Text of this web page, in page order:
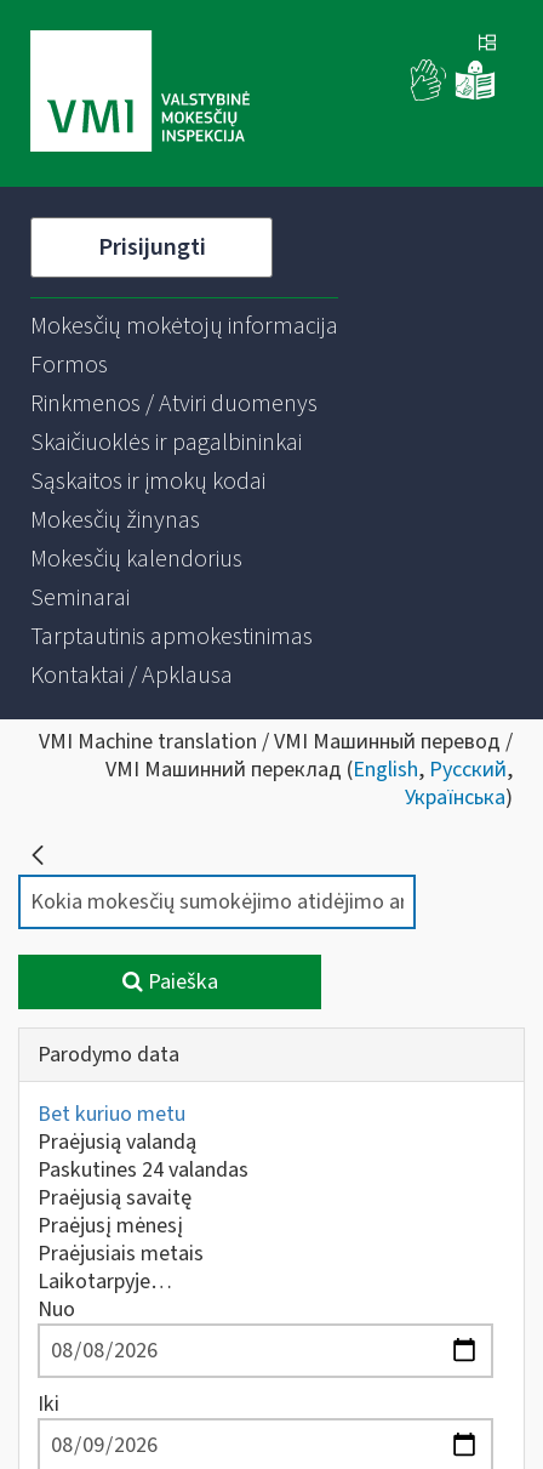
Prisijungti
Mokesčių mokėtojų informacija
Formos
Rinkmenos / Atviri duomenys
Skaičiuoklės ir pagalbininkai
Sąskaitos ir įmokų kodai
Mokesčių žinynas
Mokesčių kalendorius
Seminarai
Tarptautinis apmokestinimas
Kontaktai / Apklausa
VMI Machine translation / VMI Машинный перевод /
VMI Машинний переклад (English, Русский,
Українська)
Paieška
Parodymo data
Bet kuriuo metu
Praėjusią valandą
Paskutines 24 valandas
Praėjusią savaitę
Praėjusį mėnesį
Praėjusiais metais
Laikotarpyje…
Nuo
Iki